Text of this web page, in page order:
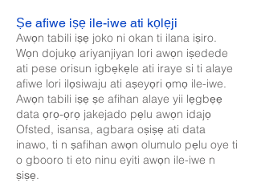
Ṣe afiwe iṣẹ ile-iwe ati kọlẹji
Awọn tabili iṣẹ joko ni okan ti ilana iṣiro.
Wọn dojukọ ariyanjiyan lori awọn iṣedede
ati pese orisun igbẹkẹle ati iraye si ti alaye
afiwe lori ilọsiwaju ati aṣeyọri ọmọ ile-iwe.
Awọn tabili iṣẹ ṣe afihan alaye yii lẹgbẹẹ
data ọrọ-ọrọ jakejado pẹlu awọn idajọ
Ofsted, isansa, agbara oṣiṣẹ ati data
inawo, ti n ṣafihan awọn olumulo pẹlu oye ti
o gbooro ti eto ninu eyiti awọn ile-iwe n
ṣiṣẹ.